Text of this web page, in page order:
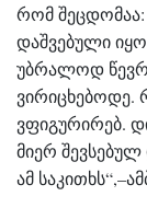
რომ შეცდომაა:
დაშვებული
უბრალოდ
ვირიცხებოდე.
ვფიგურირებ.
მიერ
ამ